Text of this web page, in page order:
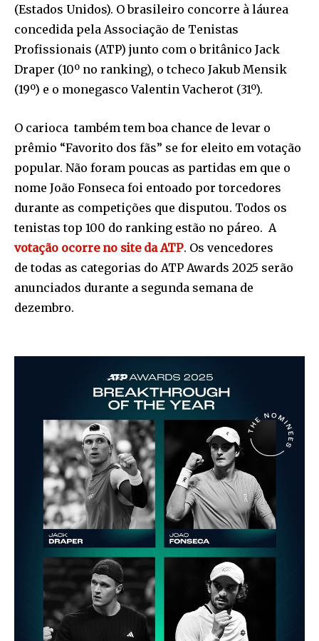
(Estados Unidos). O brasileiro concorre à láurea
concedida pela Associação de Tenistas
Profissionais (ATP) junto com o britânico Jack
Draper (10º no ranking), o tcheco Jakub Mensik
(19º) e o monegasco Valentin Vacherot (31º).
O carioca também tem boa chance de levar o
prêmio “Favorito dos fãs” se for eleito em votação
popular. Não foram poucas as partidas em que o
nome João Fonseca foi entoado por torcedores
durante as competições que disputou. Todos os
tenistas top 100 do ranking estão no páreo. A
votação ocorre no site da ATP. Os vencedores
de todas as categorias do ATP Awards 2025 serão
anunciados durante a segunda semana de
dezembro.